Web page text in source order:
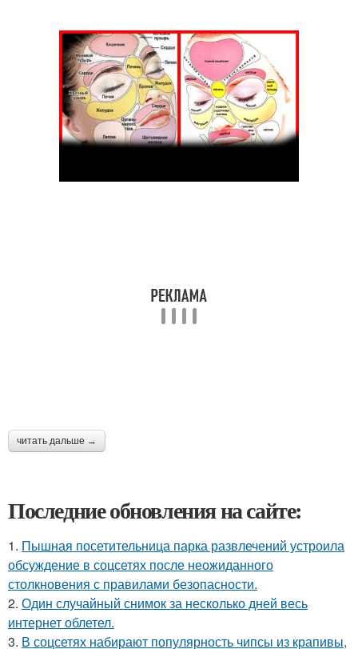
читать дальше →
Последние обновления на сайте:
1. Пышная посетительница парка развлечений устроила
обсуждение в соцсетях после неожиданного
столкновения с правилами безопасности.
2. Один случайный снимок за несколько дней весь
интернет облетел.
3. В соцсетях набирают популярность чипсы из крапивы,